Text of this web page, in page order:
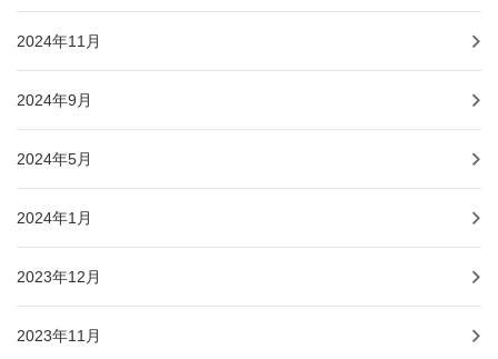
2024年11月
2024年9月
2024年5月
2024年1月
2023年12月
2023年11月